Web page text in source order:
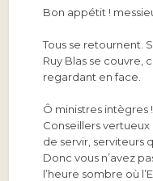
Bon appétit !
Tous se retournent.
Ruy Blas se couvre,
regardant en face.
Ô ministres intègres !
Conseillers vertueux
de servir, serviteurs
Donc vous n’avez
l’heure sombre où